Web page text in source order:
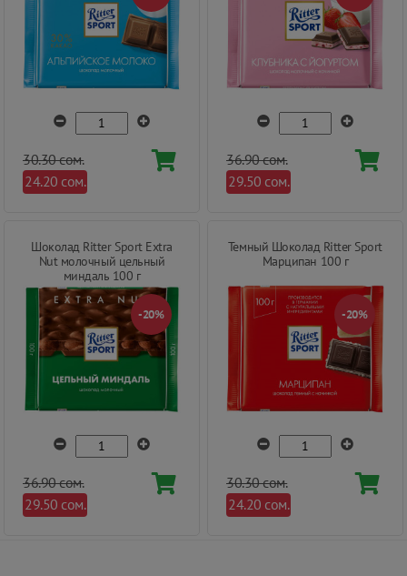
30.30 сом.
24.20 сом.
36.90 сом.
29.50 сом.
Шоколад Ritter Sport Extra
Nut молочный цельный
миндаль 100 г
-20%
36.90 сом.
29.50 сом.
Темный Шоколад Ritter Sport
Марципан 100 г
-20%
30.30 сом.
24.20 сом.